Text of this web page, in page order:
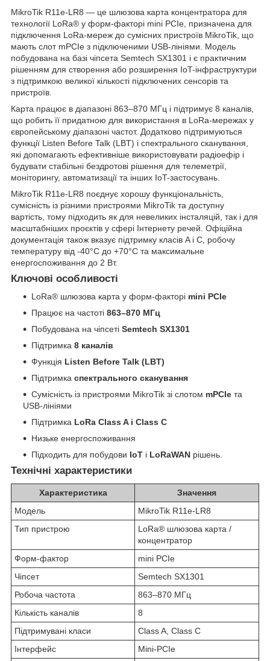
MikroTik R11e-LR8 — це шлюзова карта концентратора для
технології LoRa® у форм-факторі mini PCIe, призначена для
підключення LoRa-мереж до сумісних пристроїв MikroTik, що
мають слот mPCIe з підключеними USB-лініями. Модель
побудована на базі чіпсета Semtech SX1301 і є практичним
рішенням для створення або розширення IoT-інфраструктури
з підтримкою великої кількості підключених сенсорів та
пристроїв.
Карта працює в діапазоні 863–870 МГц і підтримує 8 каналів,
що робить її придатною для використання в LoRa-мережах у
європейському діапазоні частот. Додатково підтримуються
функції Listen Before Talk (LBT) і спектрального сканування,
які допомагають ефективніше використовувати радіоефір і
будувати стабільні бездротові рішення для телеметрії,
моніторингу, автоматизації та інших IoT-застосувань.
MikroTik R11e-LR8 поєднує хорошу функціональність,
сумісність із різними пристроями MikroTik та доступну
вартість, тому підходить як для невеликих інсталяцій, так і для
масштабніших проєктів у сфері Інтернету речей. Офіційна
документація також вказує підтримку класів A і C, робочу
температуру від -40°C до +70°C та максимальне
енергоспоживання до 2 Вт.
Ключові особливості
LoRa® шлюзова карта у форм-факторі mini PCIe
Працює на частоті 863–870 МГц
Побудована на чіпсеті Semtech SX1301
Підтримка 8 каналів
Функція Listen Before Talk (LBT)
Підтримка спектрального сканування
Сумісність із пристроями MikroTik зі слотом mPCIe та
USB-лініями
Підтримка LoRa Class A і Class C
Низьке енергоспоживання
Підходить для побудови IoT і LoRaWAN рішень.
Технічні характеристики
Характеристика
Значення
Модель
MikroTik R11e-LR8
Тип пристрою
LoRa® шлюзова карта /
концентратор
Форм-фактор
mini PCIe
Чіпсет
Semtech SX1301
Робоча частота
863–870 МГц
Кількість каналів
8
Підтримувані класи
Class A, Class C
Інтерфейс
Mini-PCIe